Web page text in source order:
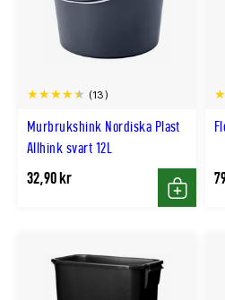
Murbrukshink Nordiska Plast
Allhink svart 12L
(13)
32,90 kr
Köp